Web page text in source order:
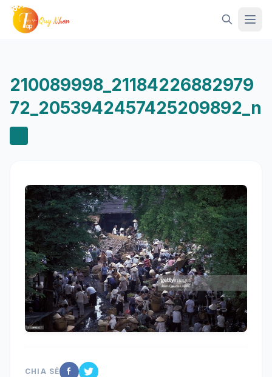
Mở
210089998_21184226882979
72_2053942457425209892_n
CHIA SẺ